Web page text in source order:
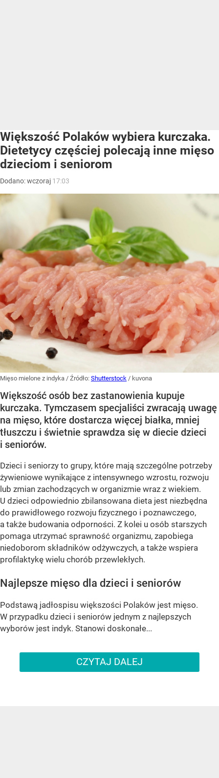
Większość Polaków wybiera kurczaka.
Dietetycy częściej polecają inne mięso
dzieciom i seniorom
Dodano:wczoraj 17:03
Mięso mielone z indyka / Źródło: Shutterstock / kuvona
Większość osób bez zastanowienia kupuje
kurczaka. Tymczasem specjaliści zwracają uwagę
na mięso, które dostarcza więcej białka, mniej
tłuszczu i świetnie sprawdza się w diecie dzieci
i seniorów.
Dzieci i seniorzy to grupy, które mają szczególne potrzeby
żywieniowe wynikające z intensywnego wzrostu, rozwoju
lub zmian zachodzących w organizmie wraz z wiekiem.
U dzieci odpowiednio zbilansowana dieta jest niezbędna
do prawidłowego rozwoju fizycznego i poznawczego,
a także budowania odporności. Z kolei u osób starszych
pomaga utrzymać sprawność organizmu, zapobiega
niedoborom składników odżywczych, a także wspiera
profilaktykę wielu chorób przewlekłych.
Najlepsze mięso dla dzieci i seniorów
Podstawą jadłospisu większości Polaków jest mięso.
W przypadku dzieci i seniorów jednym z najlepszych
wyborów jest indyk. Stanowi doskonałe...
CZYTAJ DALEJ